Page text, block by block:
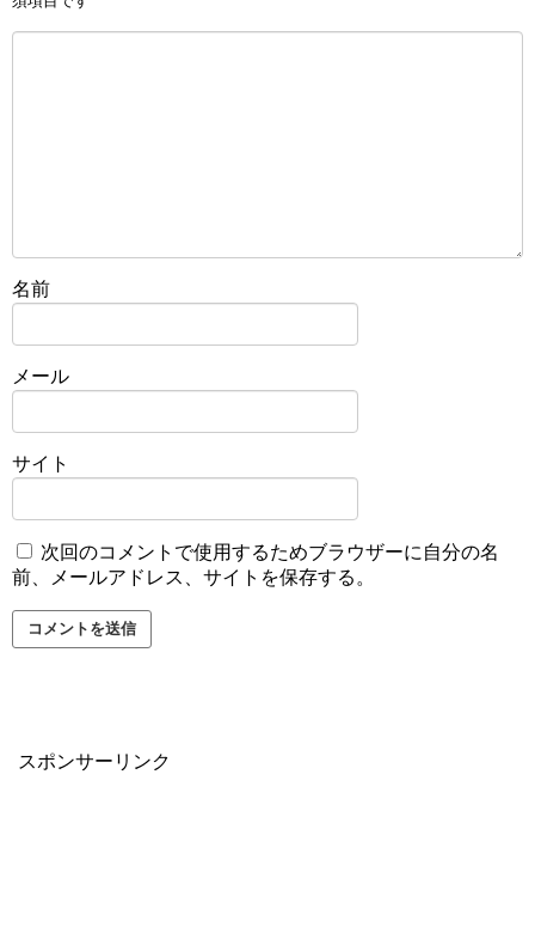
名前
メール
サイト
次回のコメントで使用するためブラウザーに自分の名
前、メールアドレス、サイトを保存する。
スポンサーリンク